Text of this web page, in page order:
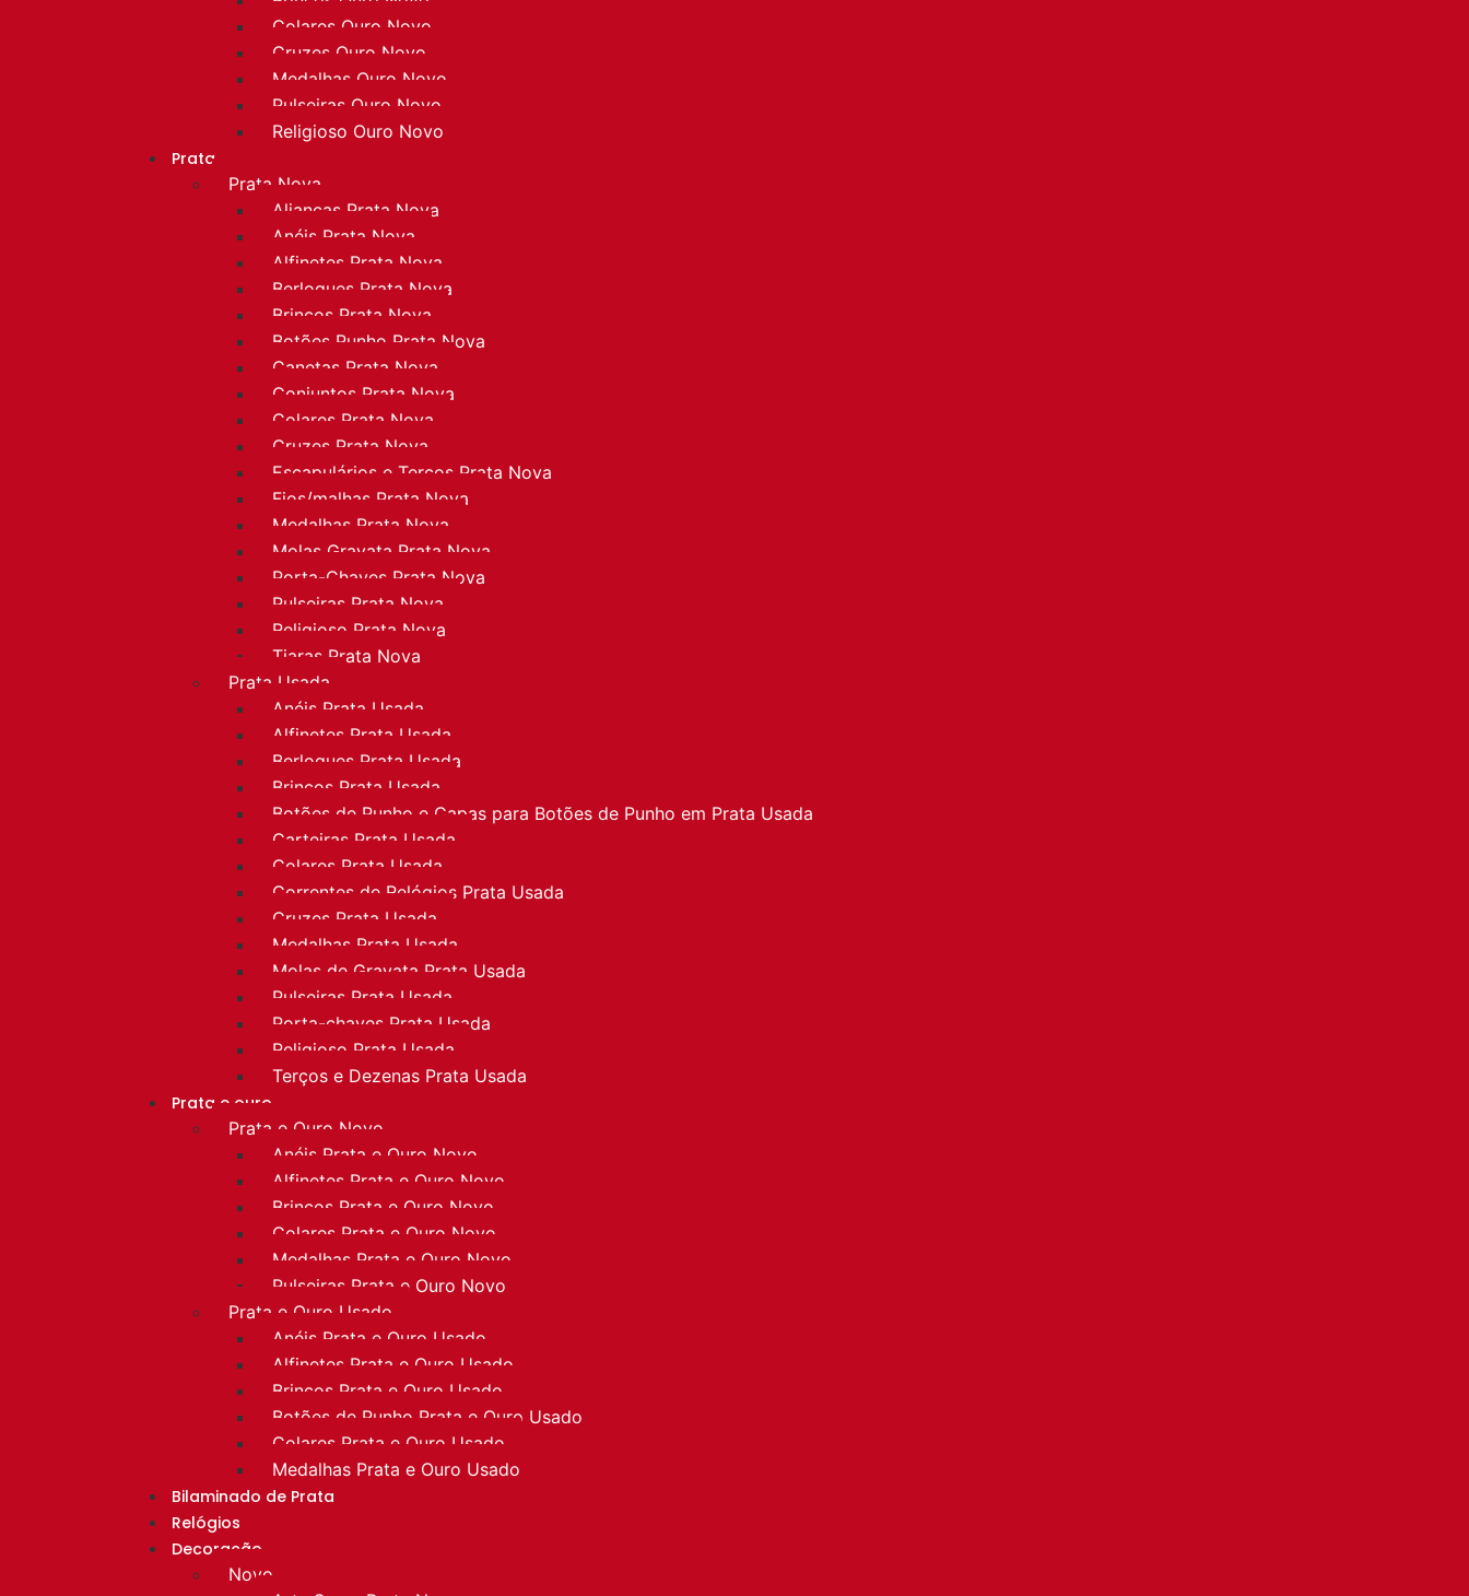
Colares Ouro Novo
Cruzes Ouro Novo
Medalhas Ouro Novo
Pulseiras Ouro Novo
Religioso Ouro Novo
Prata
Prata Nova
Alianças Prata Nova
Anéis Prata Nova
Alfinetes Prata Nova
Berloques Prata Nova
Brincos Prata Nova
Botões Punho Prata Nova
Canetas Prata Nova
Conjuntos Prata Nova
Colares Prata Nova
Cruzes Prata Nova
Escapulários e Terços Prata Nova
Fios/malhas Prata Nova
Medalhas Prata Nova
Molas Gravata Prata Nova
Porta-Chaves Prata Nova
Pulseiras Prata Nova
Religioso Prata Nova
Tiaras Prata Nova
Prata Usada
Anéis Prata Usada
Alfinetes Prata Usada
Berloques Prata Usada
Brincos Prata Usada
Botões de Punho e Capas para Botões de Punho em Prata Usada
Carteiras Prata Usada
Colares Prata Usada
Correntes de Relógios Prata Usada
Cruzes Prata Usada
Medalhas Prata Usada
Molas de Gravata Prata Usada
Pulseiras Prata Usada
Porta-chaves Prata Usada
Religioso Prata Usada
Terços e Dezenas Prata Usada
Prata e ouro
Prata e Ouro Novo
Anéis Prata e Ouro Novo
Alfinetes Prata e Ouro Novo
Brincos Prata e Ouro Novo
Colares Prata e Ouro Novo
Medalhas Prata e Ouro Novo
Pulseiras Prata e Ouro Novo
Prata e Ouro Usado
Anéis Prata e Ouro Usado
Alfinetes Prata e Ouro Usado
Brincos Prata e Ouro Usado
Botões de Punho Prata e Ouro Usado
Colares Prata e Ouro Usado
Medalhas Prata e Ouro Usado
Bilaminado de Prata
Relógios
Decoração
Novo